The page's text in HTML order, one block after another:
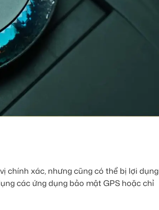
chính xác, nhưng cũng có thể bị lợi dụng
các ứng dụng bảo mật GPS hoặc chỉ